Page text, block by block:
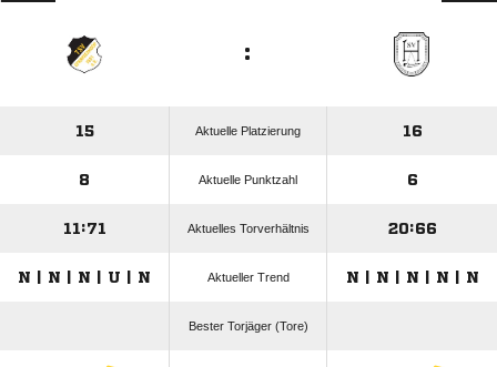
:
15 Aktuelle Platzierung 16
8 Aktuelle Punktzahl 6
11:71 Aktuelles Torverhältnis 20:66
N | N | N | U | N Aktueller Trend N | N | N | N | N
Bester Torjäger (Tore)